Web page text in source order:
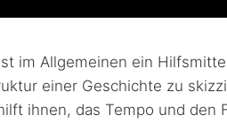
im Allgemeinen ein
einer Geschichte zu
ihnen, das Tempo und den